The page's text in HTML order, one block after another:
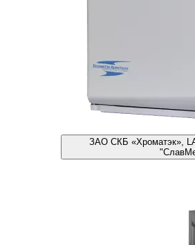
ЗАО СКБ «Хроматэк»,